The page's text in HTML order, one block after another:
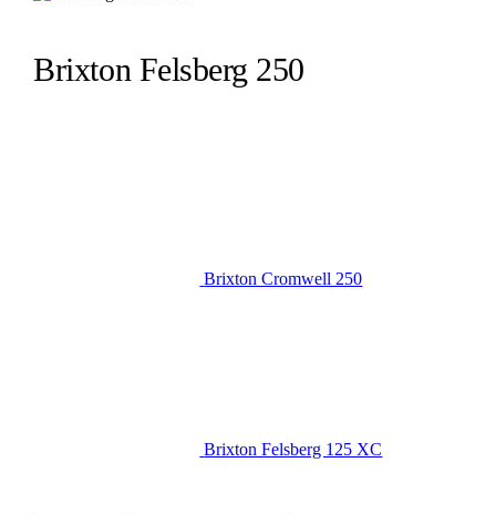
Brixton Felsberg 250
Brixton Cromwell 250
Brixton Felsberg 125 XC